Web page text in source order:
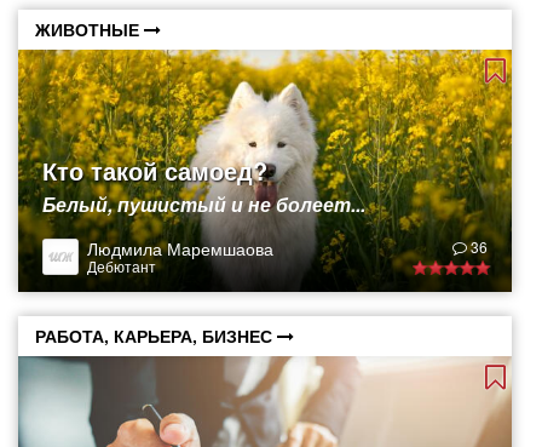
ЖИВОТНЫЕ
Кто такой самоед?
Белый, пушистый и не болеет...
Людмила Маремшаова
Дебютант
36
РАБОТА, КАРЬЕРА, БИЗНЕС